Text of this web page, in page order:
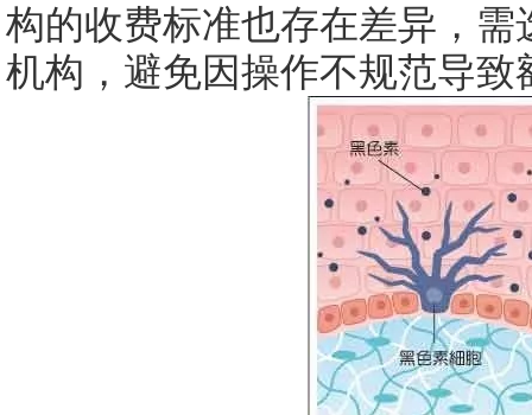
构的收费标准也存在差异，
机构，避免因操作不规范导致